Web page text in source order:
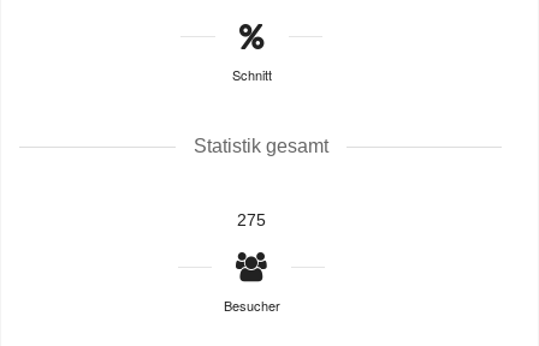
Schnitt
Statistik gesamt
275
Besucher